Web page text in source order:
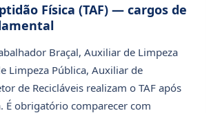
Física (TAF) — cargos de
Braçal, Auxiliar de Limpeza
Limpeza Pública, Auxiliar de
de Recicláveis realizam o TAF após
É obrigatório comparecer com